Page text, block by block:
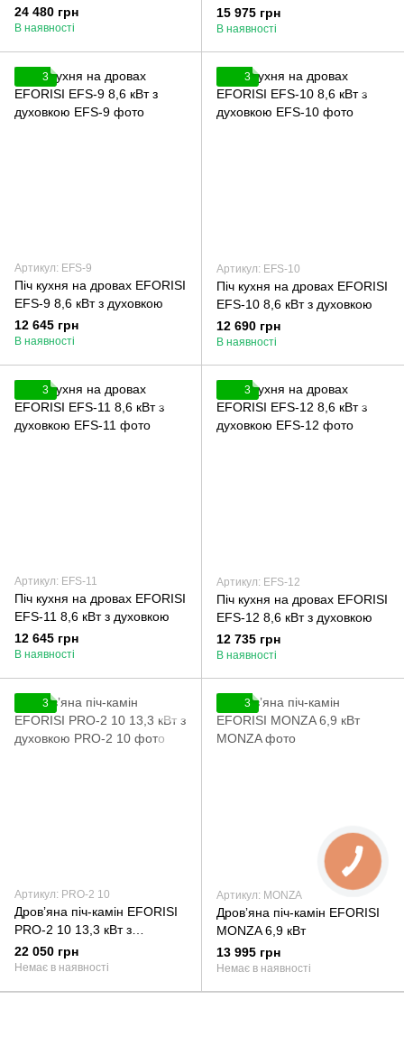
духовкою
24 480 грн
В наявності
кВт
15 975 грн
В наявності
3
Артикул: EFS-9
Піч кухня на дровах EFORISI
EFS-9 8,6 кВт з духовкою
12 645 грн
В наявності
3
Артикул: EFS-10
Піч кухня на дровах EFORISI
EFS-10 8,6 кВт з духовкою
12 690 грн
В наявності
3
Артикул: EFS-11
Піч кухня на дровах EFORISI
EFS-11 8,6 кВт з духовкою
12 645 грн
В наявності
3
Артикул: EFS-12
Піч кухня на дровах EFORISI
EFS-12 8,6 кВт з духовкою
12 735 грн
В наявності
3
Артикул: PRO-2 10
Дровʼяна піч-камін EFORISI
PRO-2 10 13,3 кВт з
духовкою
22 050 грн
Немає в наявності
3
Артикул: MONZA
Дровʼяна піч-камін EFORISI
MONZA 6,9 кВт
13 995 грн
Немає в наявності